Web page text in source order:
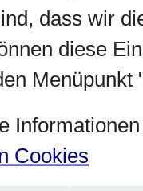
dass wir
diese
Menüpunkt
Cookies